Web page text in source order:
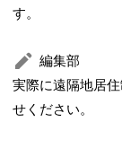
す。
編集部
実際に遠隔地居
せください。